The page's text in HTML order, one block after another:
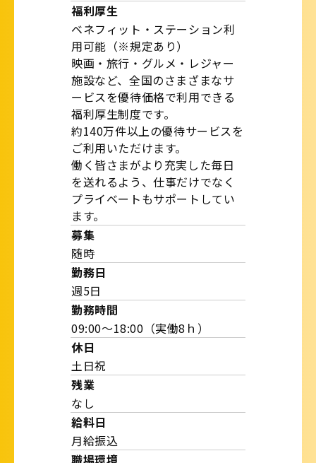
福利厚生
ベネフィット・ステーション利
用可能（※規定あり）
映画・旅行・グルメ・レジャー
施設など、全国のさまざまなサ
ービスを優待価格で利用できる
福利厚生制度です。
約140万件以上の優待サービスを
ご利用いただけます。
働く皆さまがより充実した毎日
を送れるよう、仕事だけでなく
プライベートもサポートしてい
ます。
募集
随時
勤務日
週5日
勤務時間
09:00～18:00（実働8ｈ）
休日
土日祝
残業
なし
給料日
月給振込
職場環境